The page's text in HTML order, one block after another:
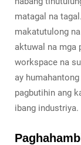
matagal na
makatutulong
aktuwal na mga
workspace na
ay
pagbutihin ang
ibang industriya.